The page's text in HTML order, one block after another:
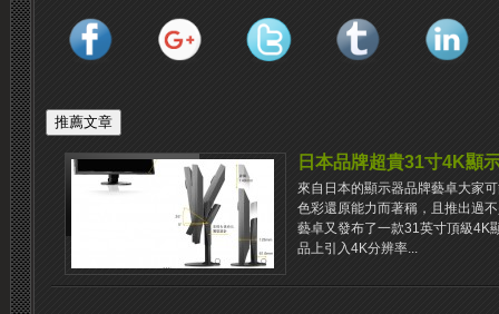
日本品牌超貴31寸4K顯
來自日本的顯示器品牌藝卓大家
色彩還原能力而著稱，且推出過
藝卓又發布了一款31英寸頂級4K
品上引入4K分辨率...